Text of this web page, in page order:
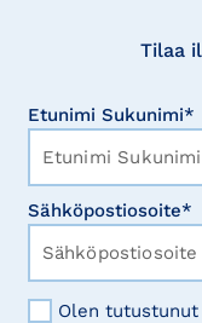
Tilaa
Etunimi Sukunimi*
Sähköpostiosoite*
Olen tutustunut